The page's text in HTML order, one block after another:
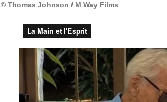
© Thomas Johnson / M Way Films